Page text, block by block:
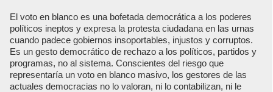
El voto en blanco es una bofetada democrática a los poderes
políticos ineptos y expresa la protesta ciudadana en las urnas
cuando padece gobiernos insoportables, injustos y corruptos.
Es un gesto democrático de rechazo a los políticos, partidos y
programas, no al sistema. Conscientes del riesgo que
representaría un voto en blanco masivo, los gestores de las
actuales democracias no lo valoran, ni lo contabilizan, ni le